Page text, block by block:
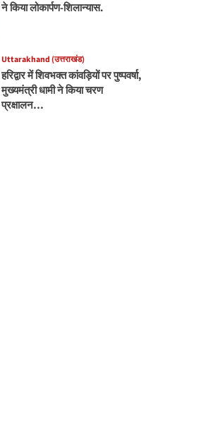
ने किया लोकार्पण-शिलान्यास.
Uttarakhand (उत्तराखंड)
हरिद्वार में शिवभक्त कांवड़ियों पर पुष्पवर्षा,
मुख्यमंत्री धामी ने किया चरण
प्रक्षालन…